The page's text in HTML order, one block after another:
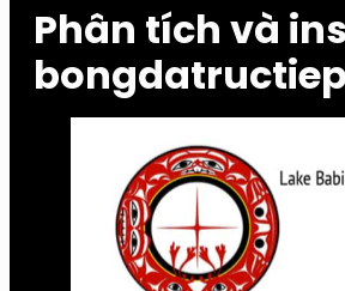
Phân tích và
bongdatructiep